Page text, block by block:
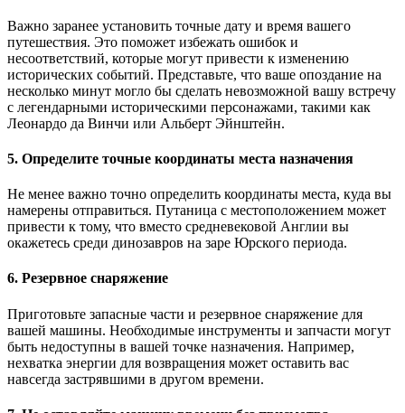
Важно заранее установить точные дату и время вашего
путешествия. Это поможет избежать ошибок и
несоответствий, которые могут привести к изменению
исторических событий. Представьте, что ваше опоздание на
несколько минут могло бы сделать невозможной вашу встречу
с легендарными историческими персонажами, такими как
Леонардо да Винчи или Альберт Эйнштейн.
5. Определите точные координаты места назначения
Не менее важно точно определить координаты места, куда вы
намерены отправиться. Путаница с местоположением может
привести к тому, что вместо средневековой Англии вы
окажетесь среди динозавров на заре Юрского периода.
6. Резервное снаряжение
Приготовьте запасные части и резервное снаряжение для
вашей машины. Необходимые инструменты и запчасти могут
быть недоступны в вашей точке назначения. Например,
нехватка энергии для возвращения может оставить вас
навсегда застрявшими в другом времени.